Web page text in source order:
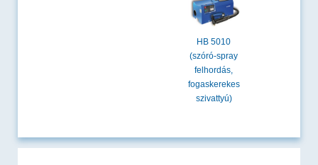
HB 5010
(szóró-spray
felhordás,
fogaskerekes
szivattyú)